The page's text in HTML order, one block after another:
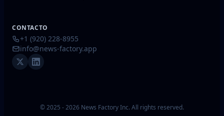
CONTACTO
+1 (920) 228-8955
info@news-factory.app
© 2025 - 2026 News Factory Inc. All rights reserved.